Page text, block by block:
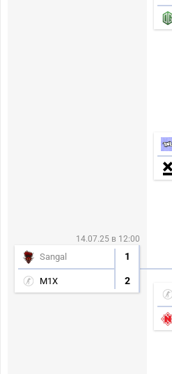
14.07.25 в 12:00
Sangal 1
M1X 2